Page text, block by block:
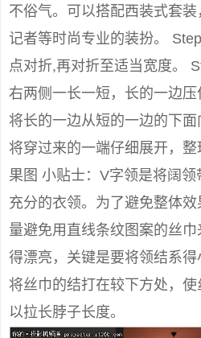
不俗气。可以搭配西装式套
记者等时尚专业的装扮。
点对折,再对折至适当宽度。
右两侧一长一短，长的一边压
将长的一边从短的一边的下面
将穿过来的一端仔细展开，
果图 小贴士：V字领是将阔
充分的衣领。为了避免整体
量避免用直线条纹图案的丝
得漂亮，关键是要将领结系
将丝巾的结打在较下方处，
以拉长脖子长度。